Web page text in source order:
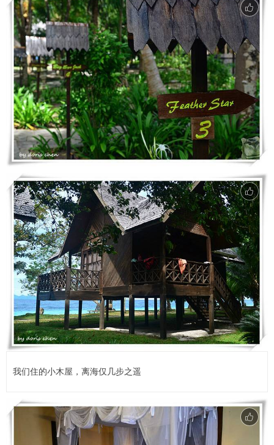
我们住的小木屋，离海仅几步之遥